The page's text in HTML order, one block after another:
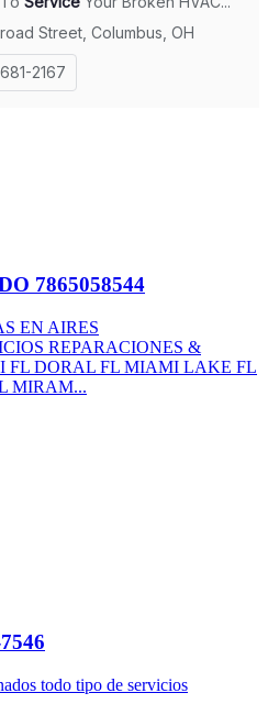
7865058544
EN AIRES
REPARACIONES &
FL DORAL FL MIAMI LAKE FL
MIRAM...
todo tipo de servicios